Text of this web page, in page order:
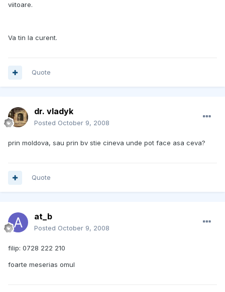
viitoare.
Va tin la curent.
Quote
dr. vladyk
Posted October 9, 2008
prin moldova, sau prin bv stie cineva unde pot face asa ceva?
Quote
at_b
Posted October 9, 2008
filip: 0728 222 210
foarte meserias omul